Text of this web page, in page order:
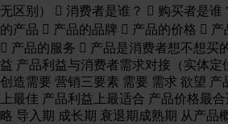
无区别）  消费者是谁？  购买者是谁
的产品  产品的品牌  产品的价格 
 产品的服务  产品是消费者想不想买
益 产品利益与消费者需求对接（实体定
创造需要 营销三要素 需要 需求 欲望 产
上最佳 产品利益上最适合 产品价格最
略 导入期 成长期 衰退期成熟期 从产品